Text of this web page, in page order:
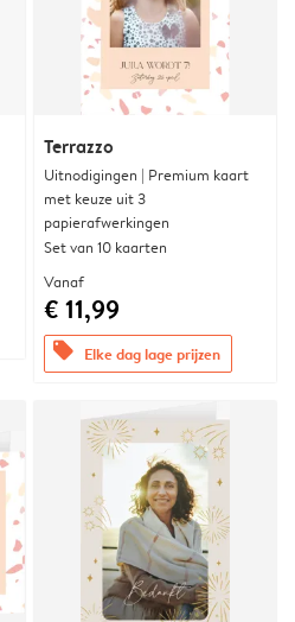
Terrazzo
Uitnodigingen | Premium kaart
met keuze uit 3
papierafwerkingen
Set van 10 kaarten
Vanaf
€ 11,99
offers Elke dag lage prijzen